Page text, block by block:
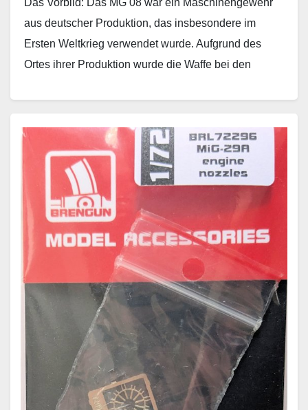
Das Vorbild: Das MG 08 war ein Maschinengewehr
aus deutscher Produktion, das insbesondere im
Ersten Weltkrieg verwendet wurde. Aufgrund des
Ortes ihrer Produktion wurde die Waffe bei den